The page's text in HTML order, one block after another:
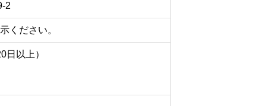
2
ください。
日以上）